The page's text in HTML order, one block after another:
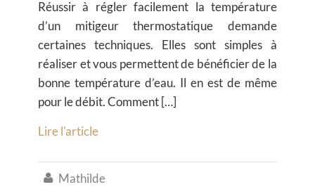
Réussir à régler facilement la température
d’un mitigeur thermostatique demande
certaines techniques. Elles sont simples à
réaliser et vous permettent de bénéficier de la
bonne température d’eau. Il en est de même
pour le débit. Comment […]
Lire l'article
 Mathilde